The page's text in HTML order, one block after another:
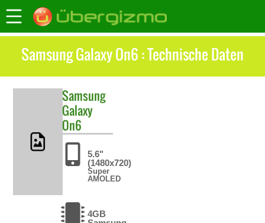
Samsung Galaxy On6 : Technische Daten
Samsung
Galaxy
On6
5.6"
(1480x720)
Super
AMOLED
4GB